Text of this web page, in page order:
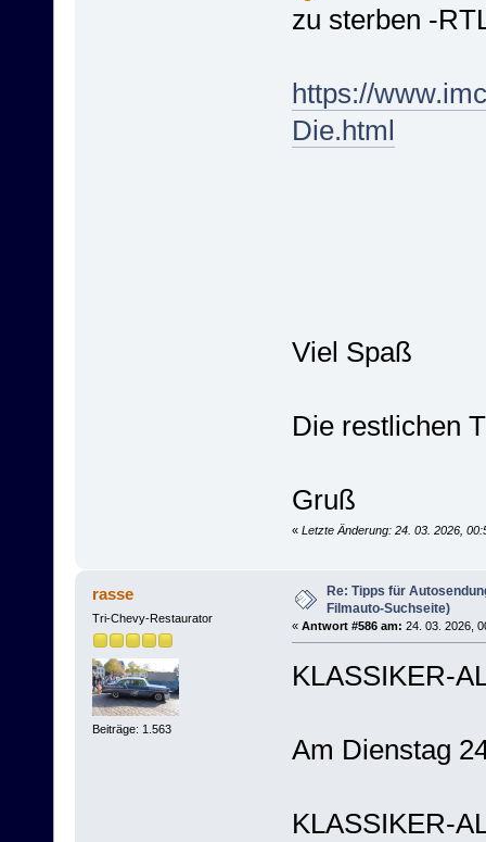
zu sterben -
https://
Die.html
Viel Spaß
Die restlichen
Gruß
« Letzte Änderung: 24. 03. 2026,
rasse
Tri-Chevy-Restaurator
Beiträge: 1.563
Re: Tipps für
Filmauto-Suchseite)
« Antwort #586 am: 24. 03. 2026,
KLASSIKER-
Am Dienstag
KLASSIKER-